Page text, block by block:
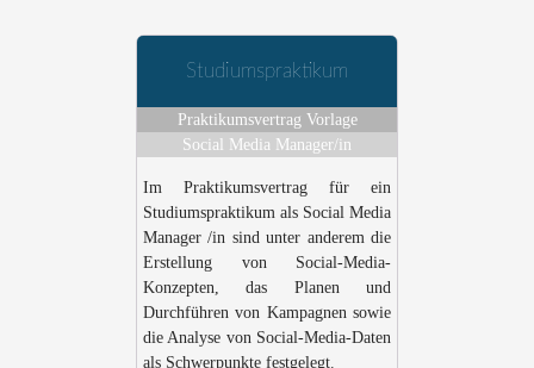
Studiumspraktikum
Praktikumsvertrag Vorlage
Social Media Manager/in
Im Praktikumsvertrag für ein
Studiumspraktikum als Social Media
Manager /in sind unter anderem die
Erstellung von Social-Media-
Konzepten, das Planen und
Durchführen von Kampagnen sowie
die Analyse von Social-Media-Daten
als Schwerpunkte festgelegt.